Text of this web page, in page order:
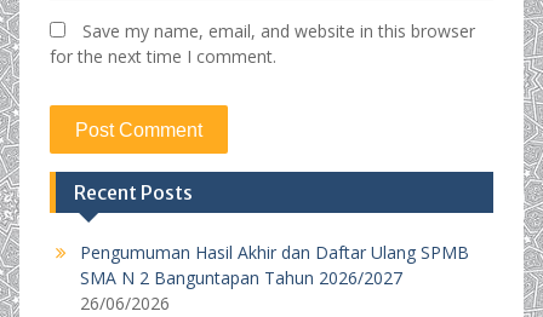
Save my name, email, and website in this browser
for the next time I comment.
Recent Posts
Pengumuman Hasil Akhir dan Daftar Ulang SPMB
SMA N 2 Banguntapan Tahun 2026/2027
26/06/2026